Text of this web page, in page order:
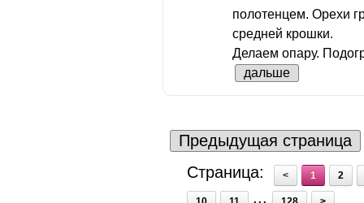
полотенцем. Орехи
средней крошки.
Делаем опару.
дальше
Предыдущая страница
Страница:
< 1 2
...